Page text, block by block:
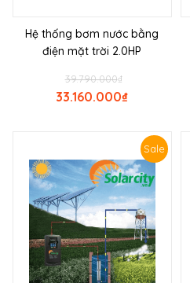
Hệ thống bơm nước bằng
điện mặt trời 2.0HP
₫
39.790.000
₫
33.160.000
Sale